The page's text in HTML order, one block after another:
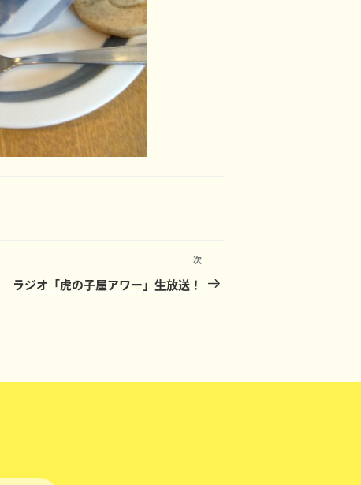
次
の
次
ラジオ「虎の子屋アワー」生放送！